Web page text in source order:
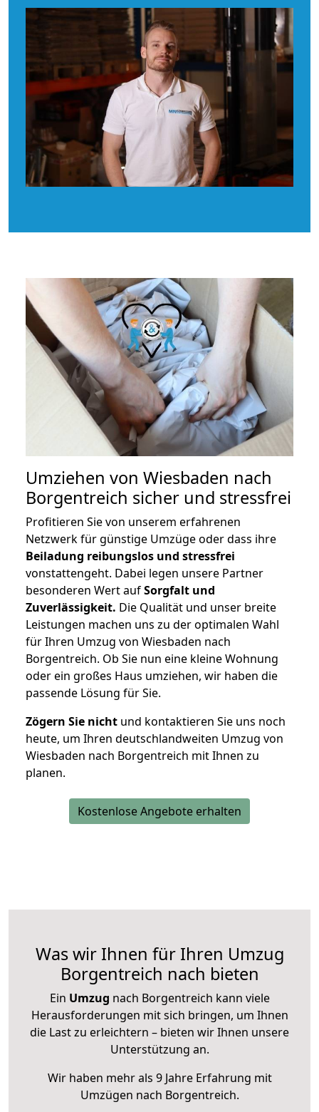
Umziehen von Wiesbaden nach
Borgentreich sicher und stressfrei
Profitieren Sie von unserem erfahrenen
Netzwerk für günstige Umzüge oder dass ihre
Beiladung reibungslos und stressfrei
vonstattengeht. Dabei legen unsere Partner
besonderen Wert aufSorgfalt und
Zuverlässigkeit. Die Qualität und unser breite
Leistungen machen uns zu der optimalen Wahl
für Ihren Umzug von Wiesbaden nach
Borgentreich. Ob Sie nun eine kleine Wohnung
oder ein großes Haus umziehen, wir haben die
passende Lösung für Sie.
Zögern Sie nicht und kontaktieren Sie uns noch
heute, um Ihren deutschlandweiten Umzug von
Wiesbaden nach Borgentreich mit Ihnen zu
planen.
Kostenlose Angebote erhalten
Was wir Ihnen für Ihren Umzug
Borgentreich nach bieten
Ein Umzug nach Borgentreich kann viele
Herausforderungen mit sich bringen, um Ihnen
die Last zu erleichtern – bieten wir Ihnen unsere
Unterstützung an.
Wir haben mehr als 9 Jahre Erfahrung mit
Umzügen nach Borgentreich.